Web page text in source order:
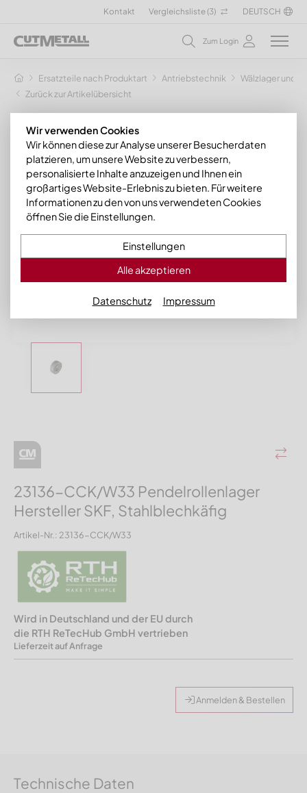
Kontakt Vergleichsliste (3) DEUTSCH
Zum Login
Ersatzteile nach Produktart Antriebstechnik
Wälzlager und
Zurück zur Artikelübersicht
23136-CCK/W33 Pendelrollenlager
Hersteller SKF, Stahlblechkäfig
Artikel-Nr.: 23136-CCK/W33
Wird in Deutschland und der EU durch
die RTH ReTecHub GmbH vertrieben
Lieferzeit auf Anfrage
Anmelden & Bestellen
Technische Daten
Wir verwenden Cookies
Wir können diese zur Analyse unserer Besucherdaten
platzieren, um unsere Website zu verbessern,
personalisierte Inhalte anzuzeigen und Ihnen ein
großartiges Website-Erlebnis zu bieten. Für weitere
Informationen zu den von uns verwendeten Cookies
öffnen Sie die Einstellungen.
Einstellungen
Alle akzeptieren
Datenschutz Impressum